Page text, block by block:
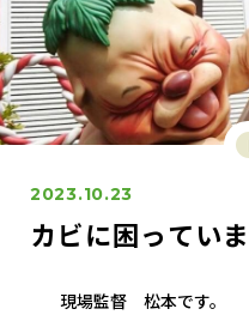
2023.10.23
カビに困ってい
現場監督 松本です。